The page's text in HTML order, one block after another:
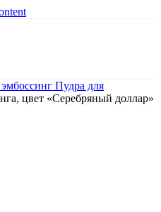
Пудра для
цвет «Серебряный доллар»